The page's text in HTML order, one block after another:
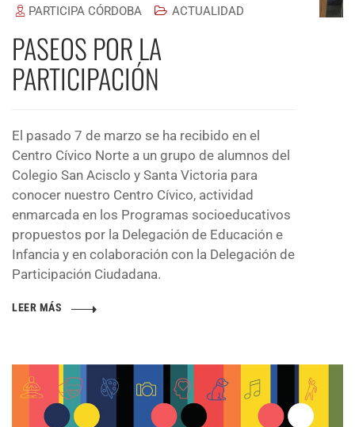
PARTICIPA CÓRDOBA ACTUALIDAD
PASEOS POR LA
PARTICIPACIÓN
El pasado 7 de marzo se ha recibido en el
Centro Cívico Norte a un grupo de alumnos del
Colegio San Acisclo y Santa Victoria para
conocer nuestro Centro Cívico, actividad
enmarcada en los Programas socioeducativos
propuestos por la Delegación de Educación e
Infancia y en colaboración con la Delegación de
Participación Ciudadana.
LEER MÁS